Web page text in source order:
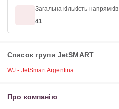
Загальна кількість напрямків
41
Список групи JetSMART
WJ - JetSmart Argentina
Про компанію